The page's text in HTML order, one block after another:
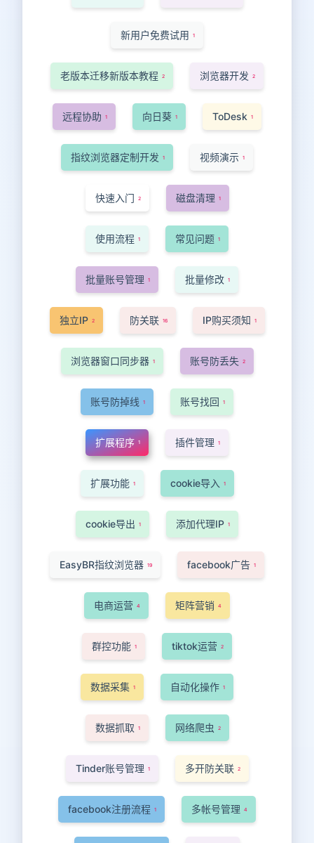
新用户免费试用 1
老版本迁移新版本教程 2 浏览器开发 2
远程协助 1 向日葵 1 ToDesk 1
指纹浏览器定制开发 1 视频演示 1
快速入门 2 磁盘清理 1
使用流程 1 常见问题 1
批量账号管理 1 批量修改 1
独立IP 2 防关联 16 IP购买须知 1
浏览器窗口同步器 1 账号防丢失 2
账号防掉线 1 账号找回 1
扩展程序 1 插件管理 1
扩展功能 1 cookie导入 1
cookie导出 1 添加代理IP 1
EasyBR指纹浏览器 19 facebook广告 1
电商运营 4 矩阵营销 4
群控功能 1 tiktok运营 2
数据采集 1 自动化操作 1
数据抓取 1 网络爬虫 2
Tinder账号管理 1 多开防关联 2
facebook注册流程 1 多帐号管理 4